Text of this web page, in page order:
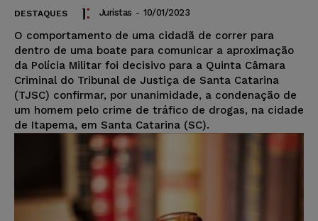
DESTAQUES Juristas - 10/01/2023
O comportamento de uma cidadã de correr para
dentro de uma boate para comunicar a aproximação
da Polícia Militar foi decisivo para a Quinta Câmara
Criminal do Tribunal de Justiça de Santa Catarina
(TJSC) confirmar, por unanimidade, a condenação de
um homem pelo crime de tráfico de drogas, na cidade
de Itapema, em Santa Catarina (SC).